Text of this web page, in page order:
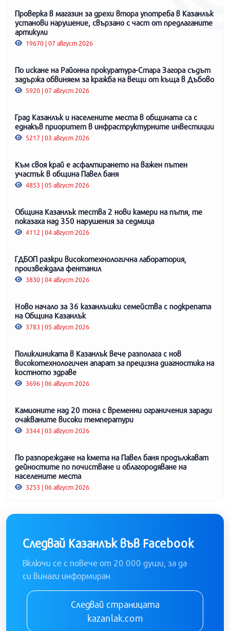
Проверка в магазин за дрехи втора употреба в Казанлък
установи нарушение, свързано с част от предлаганите
артикули
19670 | 07 август 2026
По искане на Районна прокуратура-Стара Загора съдът
задържа обвиняем за кражба на вещи от къща в Дъбово
5920 | 07 август 2026
Град Казанлък и населените места в общината са с
еднакъв приоритет в инфраструктурните инвестиции
5217 | 03 август 2026
Към своя край е асфалтирането на важен пътен
участък в община Павел баня
4853 | 05 август 2026
Община Казанлък тества 2 нови камери на пътя, те
показаха над 350 нарушения за седмица
4112 | 04 август 2026
ГДБОП разкри високотехнологична лаборатория,
произвеждала фентанил
3830 | 04 август 2026
Ново начало за 36 казанлъшки семейства с подкрепата
на Община Казанлък
3783 | 05 август 2026
Поликлиниката в Казанлък вече разполага с нов
високотехнологичен апарат за прецизна диагностика на
костното здраве
3696 | 06 август 2026
Камионите над 20 тона с временни ограничения заради
очакваните високи температури
3344 | 03 август 2026
По разпореждане на кмета на Павел баня продължават
дейностите по почистване и облагородяване на
населените места
3253 | 06 август 2026
Следвай Казанлък във Facebook
Включи се с повече от 20 000 души, за да
си винаги информиран
Следвай страницата
kazanlak.com